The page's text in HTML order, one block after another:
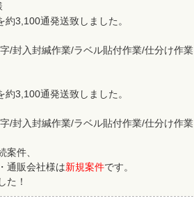
3,100通発送致しました。
/封入封緘作業/ラベル貼付作業/仕分け作業
3,100通発送致しました。
/封入封緘作業/ラベル貼付作業/仕分け作業
案件、
通販会社様は新規案件です。
た！